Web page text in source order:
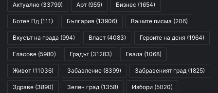
Актуално (33799) Арт (955) Бизнес (1654)
Ботев Пд (111) България (13906) Вашите писма (206)
Вкусът на града (994) Власт (4083) Героите на деня (1964)
Гласове (5980) Градът (31283) Евала (1068)
Живот (11036) Забавление (8399) Забравеният град (1825)
Здраве (3890) Зелен град (1358) Избори (5020)